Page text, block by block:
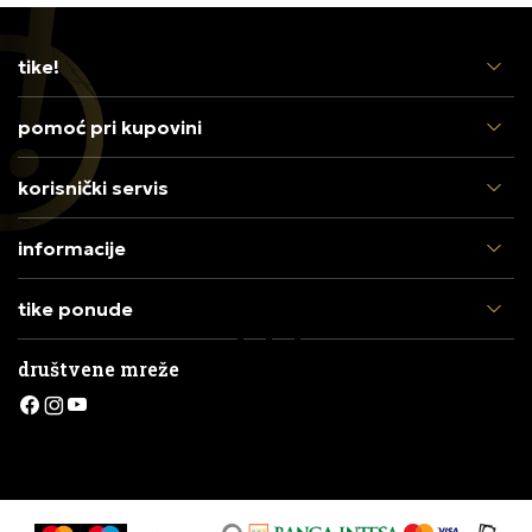
tike!
pomoć pri kupovini
korisnički servis
informacije
tike ponude
društvene mreže